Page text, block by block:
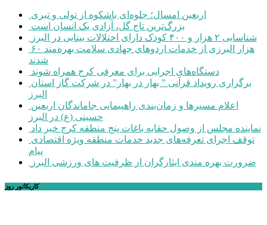
اربعین امسال؛ جلوه‌ای باشکوه از تولی و تبری
بزرگ‌ترین تاج گل، آزادی یک انسان است
شناسایی ۲ هزار و ۴۰۰ کودک دارای اختلالات بینایی در البرز
۶۰ هزار البرزی از خدمات اردوهای جهادی سلامت بهره‌مند
شدند
دستگاه‌های اجرایی برای معرفی کرج همراه شوند
البرز
حسینی (ع) در البرز
نماینده مجلس از وصول حقابه باغات پنج منطقه کرج خبر داد
پیام
ضرورت بهره مندی ایثارگران از ظرفیت های ورزشی البرز
کاریکاتور روز